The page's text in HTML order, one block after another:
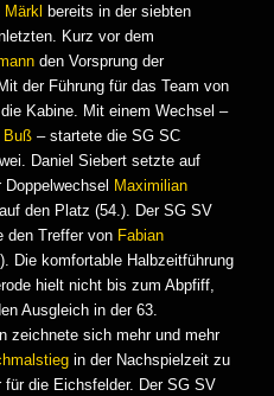
Märkl bereits in der siebten
Kurz vor dem
den Vorsprung der
der Führung für das Team von
Kabine. Mit einem Wechsel –
Buß– startete die SG SC
Daniel Siebert setzte auf
Maximilian
den Platz (54.). Der SG SV
den Treffer von Fabian
Die komfortable Halbzeitführung
hielt nicht bis zum Abpfiff,
Ausgleich in der 63.
zeichnete sich mehr und mehr
in der Nachspielzeit zu
die Eichsfelder. Der SG SV